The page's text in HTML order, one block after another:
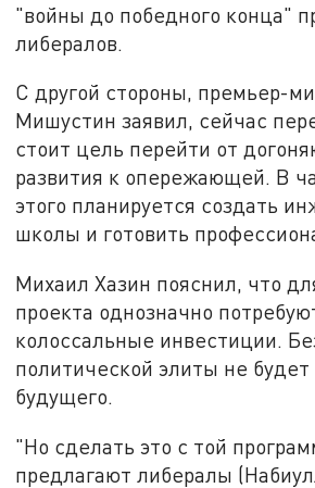
"войны до победного конца"
либералов.
С другой стороны, премьер-
Мишустин заявил, сейчас
стоит цель перейти от
развития к опережающей. В
этого планируется создать
школы и готовить
Михаил Хазин пояснил, что
проекта однозначно
колоссальные инвестиции.
политической элиты не будет
будущего.
"Но сделать это с той
предлагают либералы